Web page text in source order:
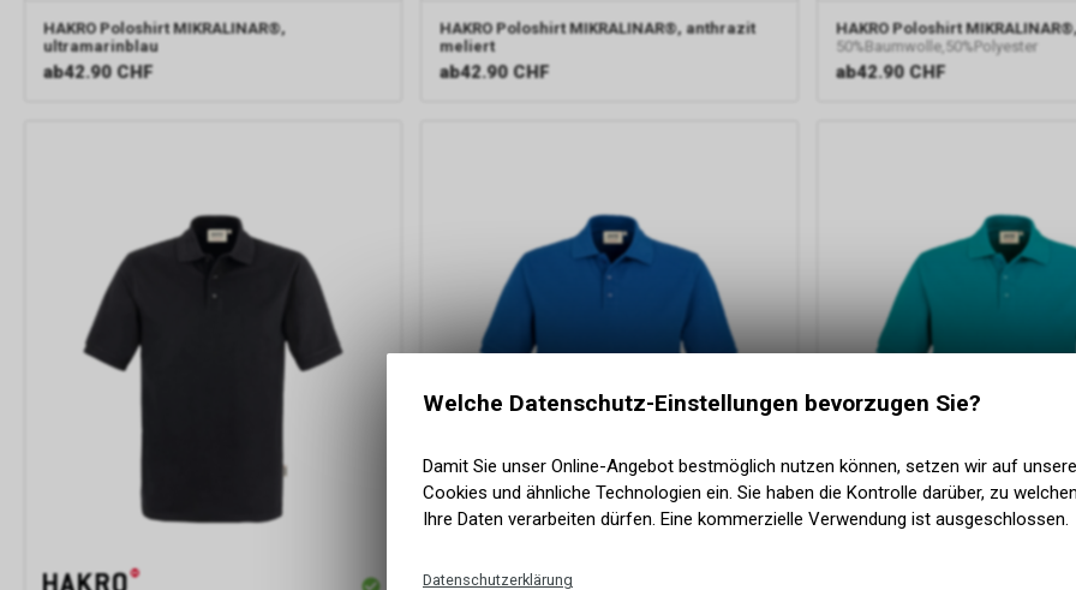
HAKRO Poloshirt MIKRALINAR®,
ultramarinblau
ab42.90 CHF
HAKRO Poloshirt MIKRALINAR®, anthrazit
meliert
ab42.90 CHF
HAKRO Poloshirt
50%Baumwolle,50%Polyester
ab42.90 CHF
Welche Datenschutz-Einstellungen bevorzugen Sie?
Damit Sie unser Online-Angebot bestmöglich nutzen können, setzen wir auf
Cookies und ähnliche Technologien ein. Sie haben die Kontrolle darüber, zu
Ihre Daten verarbeiten dürfen. Eine kommerzielle Verwendung ist ausgeschlossen.
Datenschutzerklärung